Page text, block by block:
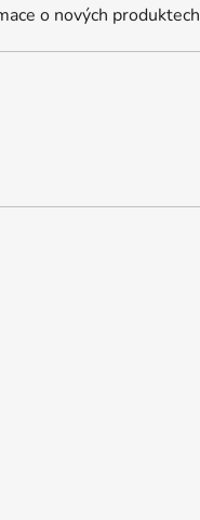
o nových produktech